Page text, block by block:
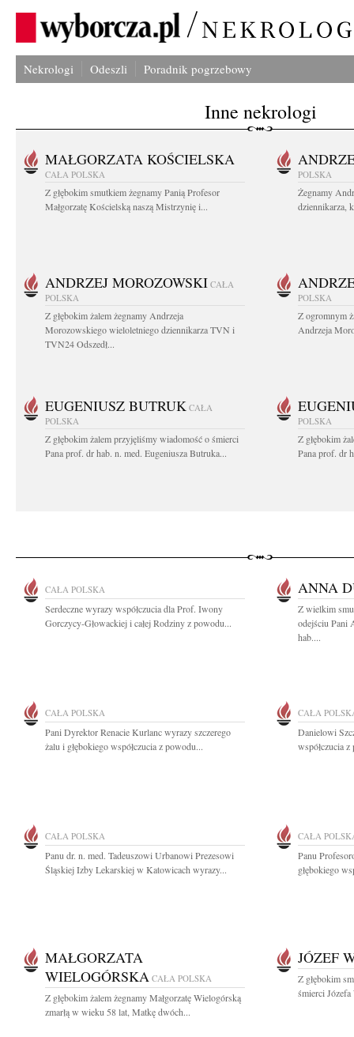
Nekrologi Odeszli Poradnik pogrzebowy
Inne nekrologi
MAŁGORZATA KOŚCIELSKA
CAŁA POLSKA
Z głębokim smutkiem żegnamy Panią Profesor
Małgorzatę Kościelską naszą Mistrzynię i...
POLSKA
Żegnamy
dziennikarza,
ANDRZEJ MOROZOWSKI CAŁA
POLSKA
Z głębokim żalem żegnamy Andrzeja
Morozowskiego wieloletniego dziennikarza TVN i
TVN24 Odszedł...
POLSKA
Z ogromnym
Andrzeja
EUGENIUSZ BUTRUK CAŁA
POLSKA
Z głębokim żalem przyjęliśmy wiadomość o śmierci
Pana prof. dr hab. n. med. Eugeniusza Butruka...
POLSKA
Z głębokim
Pana prof. dr
CAŁA POLSKA
Serdeczne wyrazy współczucia dla Prof. Iwony
Gorczycy-Głowackiej i całej Rodziny z powodu...
ANNA
Z wielkim
odejściu Pani
hab....
CAŁA POLSKA
Pani Dyrektor Renacie Kurlanc wyrazy szczerego
żalu i głębokiego współczucia z powodu...
CAŁA
Danielowi
współczucia
CAŁA POLSKA
Panu dr. n. med. Tadeuszowi Urbanowi Prezesowi
Śląskiej Izby Lekarskiej w Katowicach wyrazy...
CAŁA
Panu
głębokiego
MAŁGORZATA
WIELOGÓRSKA CAŁA POLSKA
Z głębokim żalem żegnamy Małgorzatę Wielogórską
zmarłą w wieku 58 lat, Matkę dwóch...
JÓZEF
Z głębokim
śmierci